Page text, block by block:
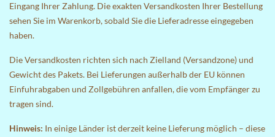
Eingang Ihrer Zahlung. Die exakten Versandkosten Ihrer Bestellung
sehen Sie im Warenkorb, sobald Sie die Lieferadresse eingegeben
haben.
Die Versandkosten richten sich nach Zielland (Versandzone) und
Gewicht des Pakets. Bei Lieferungen außerhalb der EU können
Einfuhrabgaben und Zollgebühren anfallen, die vom Empfänger zu
tragen sind.
Hinweis: In einige Länder ist derzeit keine Lieferung möglich – diese